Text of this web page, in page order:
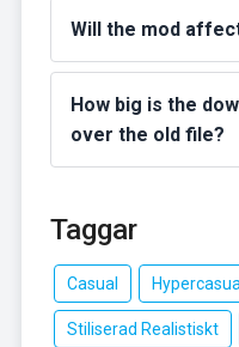
Will the mod
How big is the
over the old file?
Taggar
Casual
Stiliserad Realistiskt